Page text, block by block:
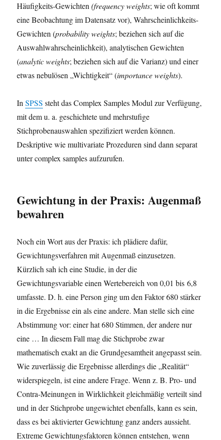
Häufigkeits-Gewichten(frequency weights; wie oft kommt
eine Beobachtung im Datensatz vor), Wahrscheinlichkeits-
Gewichten (probability weights; beziehen sich auf die
Auswahlwahrscheinlichkeit), analytischen Gewichten
(analytic weights; beziehen sich auf die Varianz) und einer
etwas nebulösen „Wichtigkeit“ (importance weights).
InSPSS steht das Complex Samples Modul zur Verfügung,
mit dem u. a. geschichtete und mehrstufige
Stichprobenauswahlen spezifiziert werden können.
Deskriptive wie multivariate Prozeduren sind dann separat
unter complex samples aufzurufen.
Gewichtung in der Praxis: Augenmaß
bewahren
Noch ein Wort aus der Praxis: ich plädiere dafür,
Gewichtungsverfahren mit Augenmaß einzusetzen.
Kürzlich sah ich eine Studie, in der die
Gewichtungsvariable einen Wertebereich von 0,01 bis 6,8
umfasste. D. h. eine Person ging um den Faktor 680 stärker
in die Ergebnisse ein als eine andere. Man stelle sich eine
Abstimmung vor: einer hat 680 Stimmen, der andere nur
eine … In diesem Fall mag die Stichprobe zwar
mathematisch exakt an die Grundgesamtheit angepasst sein.
Wie zuverlässig die Ergebnisse allerdings die „Realität“
widerspiegeln, ist eine andere Frage. Wenn z. B. Pro- und
Contra-Meinungen in Wirklichkeit gleichmäßig verteilt sind
und in der Stichprobe ungewichtet ebenfalls, kann es sein,
dass es bei aktivierter Gewichtung ganz anders aussieht.
Extreme Gewichtungsfaktoren können entstehen, wenn